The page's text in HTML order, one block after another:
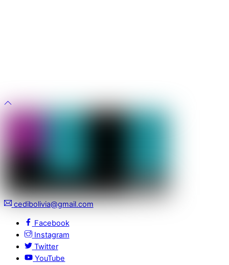
cedibolivia@gmail.com
Facebook
Instagram
Twitter
YouTube